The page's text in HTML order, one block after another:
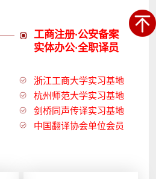
工商注册·公安备案
实体办公·全职译员
浙江工商大学实习基地
杭州师范大学实习基地
剑桥同声传译实习基地
中国翻译协会单位会员